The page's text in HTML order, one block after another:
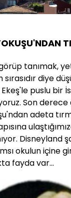
tanımak,
sırasıdır diye
puslu bir
Son derece
adeta
Disneyland
okulun içine
fayda var...